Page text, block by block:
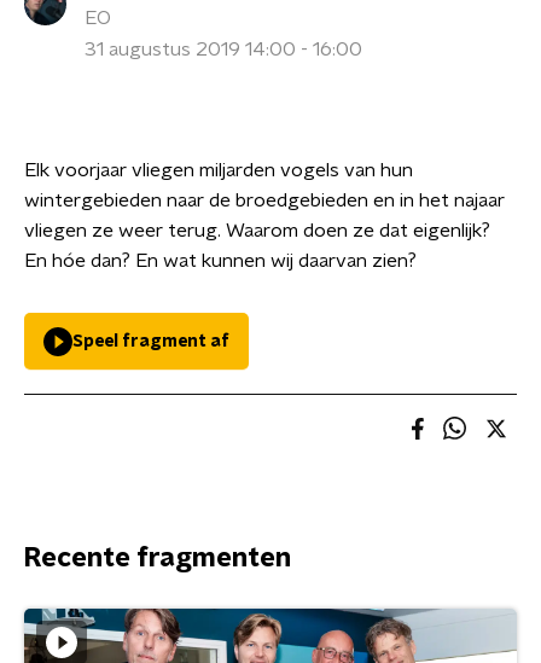
EO
31 augustus 2019 14:00 - 16:00
Elk voorjaar vliegen miljarden vogels van hun
wintergebieden naar de broedgebieden en in het najaar
vliegen ze weer terug. Waarom doen ze dat eigenlijk?
En hóe dan? En wat kunnen wij daarvan zien?
Speel fragment af
Recente fragmenten